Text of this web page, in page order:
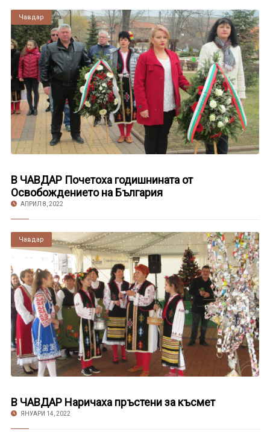
Чавдар
В ЧАВДАР Почетоха годишнината от
Освобождението на България
АПРИЛ 8, 2022
Чавдар
В ЧАВДАР Наричаха пръстени за късмет
ЯНУАРИ 14, 2022